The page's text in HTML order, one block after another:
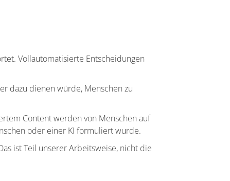
Vollautomatisierte Entscheidungen
dazu dienen würde, Menschen zu
Content werden von Menschen auf
oder einer KI formuliert wurde.
ist Teil unserer Arbeitsweise, nicht die